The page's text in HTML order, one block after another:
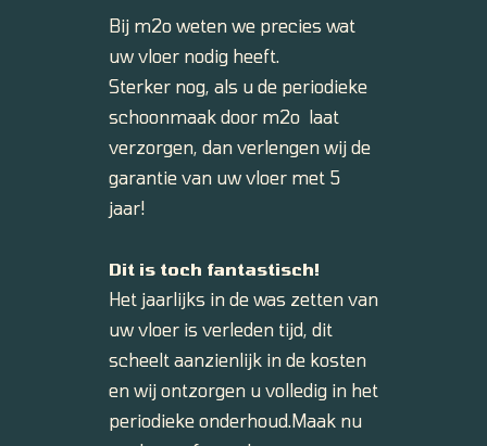
Bij m2o weten we precies wat
uw vloer nodig heeft.
Sterker nog, als u de periodieke
schoonmaak door m2o laat
verzorgen, dan verlengen wij de
garantie van uw vloer met 5
jaar!
Dit is toch fantastisch!
Het jaarlijks in de was zetten van
uw vloer is verleden tijd, dit
scheelt aanzienlijk in de kosten
en wij ontzorgen u volledig in het
periodieke onderhoud.Maak nu